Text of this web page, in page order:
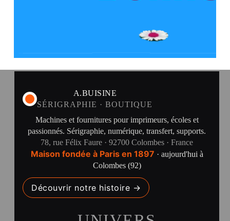
A.BUISINE
SÉRIGRAPHIE · BOUTIQUE
Machines et fournitures pour imprimeurs, écoles et
passionnés. Sérigraphie, numérique, transfert, supports.
78, rue Félix Faure · 92700 Colombes · France
Maison fondée à Paris en 1897 · aujourd'hui à
Colombes (92)
Découvrir notre histoire →